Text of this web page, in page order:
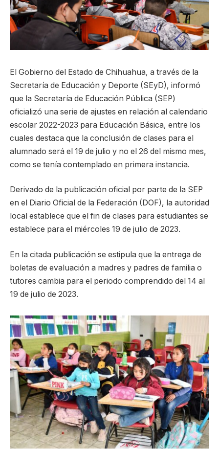
El Gobierno del Estado de Chihuahua, a través de la
Secretaría de Educación y Deporte (SEyD), informó
que la Secretaría de Educación Pública (SEP)
oficializó una serie de ajustes en relación al calendario
escolar 2022-2023 para Educación Básica, entre los
cuales destaca que la conclusión de clases para el
alumnado será el 19 de julio y no el 26 del mismo mes,
como se tenía contemplado en primera instancia.
Derivado de la publicación oficial por parte de la SEP
en el Diario Oficial de la Federación (DOF), la autoridad
local establece que el fin de clases para estudiantes se
establece para el miércoles 19 de julio de 2023.
En la citada publicación se estipula que la entrega de
boletas de evaluación a madres y padres de familia o
tutores cambia para el periodo comprendido del 14 al
19 de julio de 2023.